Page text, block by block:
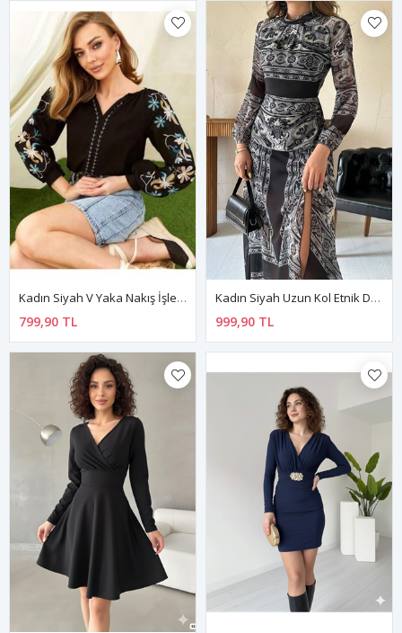
Kadın Siyah V Yaka Nakış İşlemeli Balon Uzun Kol Bol Kesim Keten Bluz 4D-2362
799,90 TL
Kadın Siyah Uzun Kol Etnik Desenli Yırtmaçlı Şifon Astarlı Uzun Elbise 18A-7967
999,90 TL